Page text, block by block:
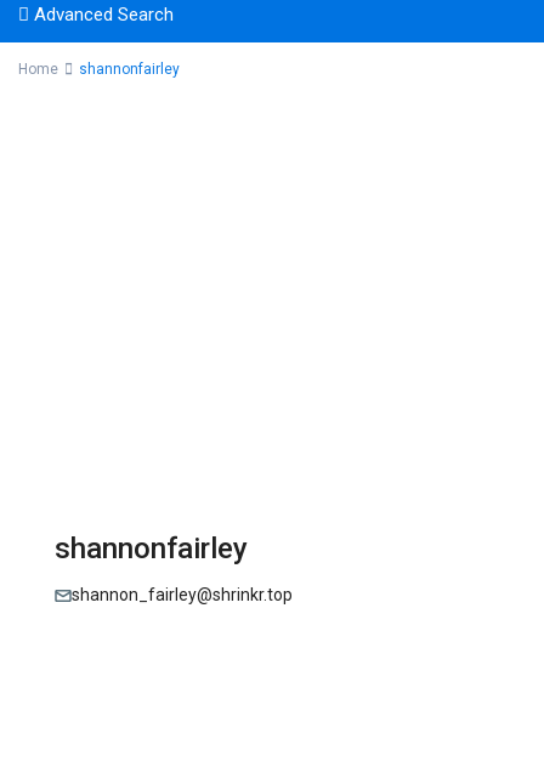
Advanced Search
Home shannonfairley
shannonfairley
shannon_fairley@shrinkr.top